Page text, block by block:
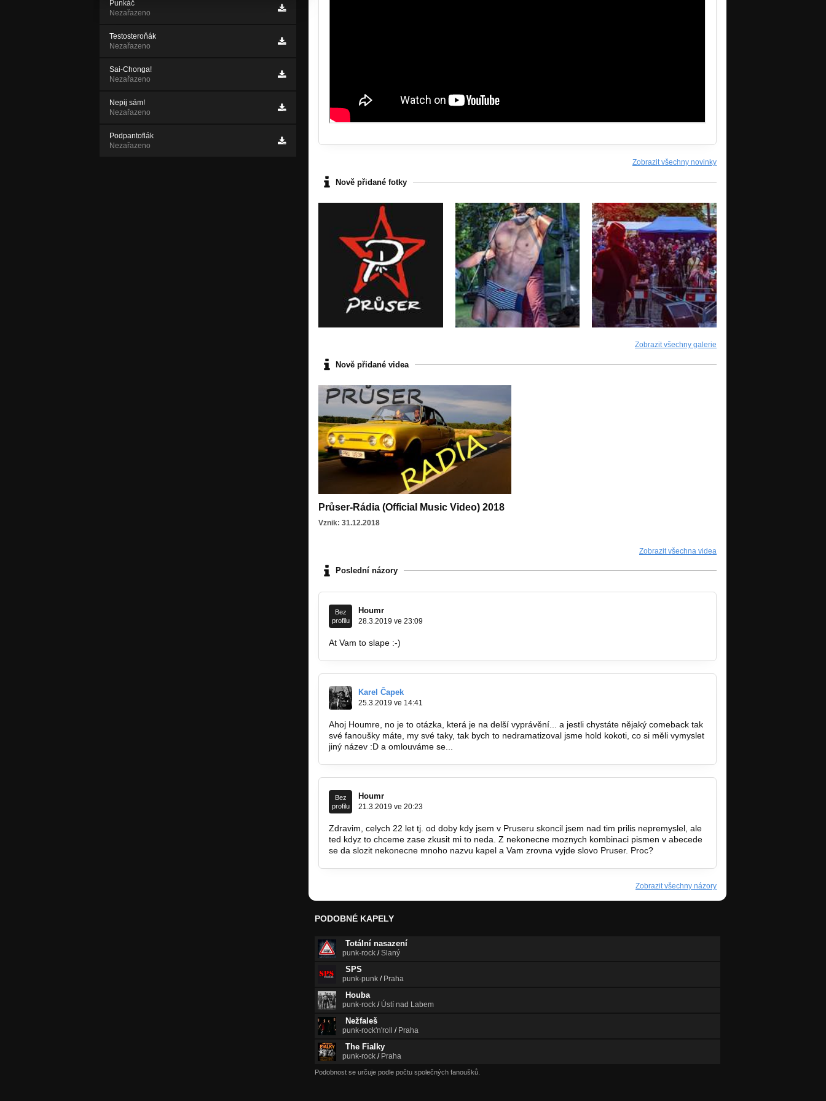
Punkáč
Nezařazeno
Testosteroňák
Nezařazeno
Sai-Chonga!
Nezařazeno
Nepij sám!
Nezařazeno
Podpantoflák
Nezařazeno
Zobrazit všechny novinky
Nově přidané fotky
Zobrazit všechny galerie
Nově přidané videa
Průser-Rádia (Official Music Video) 2018
Vznik: 31.12.2018
Zobrazit všechna videa
Poslední názory
Bez
profilu
Houmr
28.3.2019 ve 23:09
At Vam to slape :-)
Karel Čapek
25.3.2019 ve 14:41
Ahoj Houmre, no je to otázka, která je na delší vyprávění... a jestli chystáte nějaký comeback tak
své fanoušky máte, my své taky, tak bych to nedramatizoval jsme hold kokoti, co si měli vymyslet
jiný název :D a omlouváme se...
Bez
profilu
Houmr
21.3.2019 ve 20:23
Zdravim, celych 22 let tj. od doby kdy jsem v Pruseru skoncil jsem nad tim prilis nepremyslel, ale
ted kdyz to chceme zase zkusit mi to neda. Z nekonecne moznych kombinaci pismen v abecede
se da slozit nekonecne mnoho nazvu kapel a Vam zrovna vyjde slovo Pruser. Proc?
Zobrazit všechny názory
PODOBNÉ KAPELY
Totální nasazení
punk-rock /Slaný
SPS
punk-punk / Praha
Houba
punk-rock / Ústí nad Labem
Nežfaleš
punk-rock'n'roll / Praha
The Fialky
punk-rock / Praha
Podobnost se určuje podle počtu společných fanoušků.